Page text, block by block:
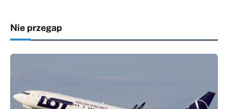
Nie przegap